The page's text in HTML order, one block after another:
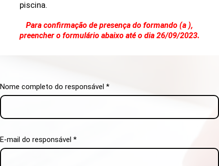
piscina.
Para confirmação de presença do formando (a ),
preencher o formulário abaixo até o dia 26/09/2023.
Nome completo do responsável *
E-mail do responsável *